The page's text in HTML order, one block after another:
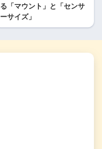
る「マウント」と「センサ
ーサイズ」